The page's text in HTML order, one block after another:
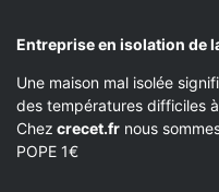
Entreprise en isolation de
Une maison mal isolée
des températures difficiles
Chez crecet.fr nous
POPE 1€